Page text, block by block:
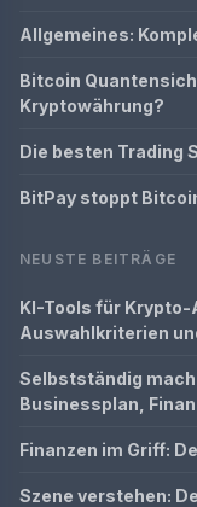
Allgemeines:
Bitcoin
Kryptowährung?
Die besten Trading
BitPay stoppt
NEUSTE BEITRÄGE
KI-Tools für Krypto-
Auswahlkriterien
Selbstständig
Businessplan,
Finanzen im Griff:
Szene verstehen: